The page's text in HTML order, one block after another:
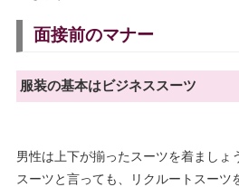
面接前のマナー
服装の基本はビジネススーツ
男性は上下が揃ったスーツを着ましょ
スーツと言っても、リクルートスーツ